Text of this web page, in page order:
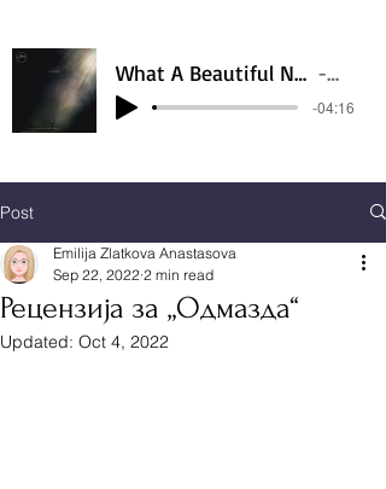
What A Beautiful Name - Hillsong - Violin cover by Daniel Jang Artist
-04:16
Post
Рецензија за „Одмазда“
Emilija Zlatkova Anastasova
Sep 22, 2022 2 min read
Updated: Oct 4, 2022